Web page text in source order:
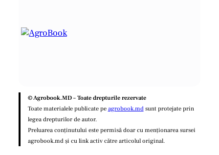
© Agrobook.MD – Toate drepturile rezervate
Toate materialele publicate peagrobook.mdsunt protejate prin
legea drepturilor de autor.
Preluarea conținutului este permisă doar cu menționarea sursei
agrobook.md și cu link activ către articolul original.